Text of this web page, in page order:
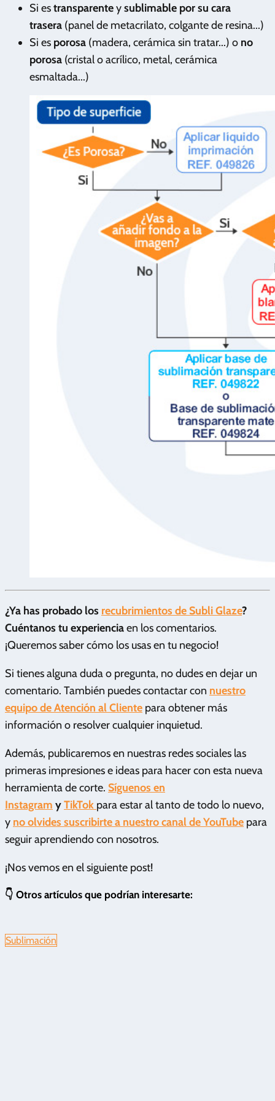
Si estransparenteysublimable por su cara
trasera (panel de metacrilato, colgante de resina...)
Si es porosa (madera, cerámica sin tratar...) o no
porosa (cristal o acrílico, metal, cerámica
esmaltada...)
¿Ya has probado los recubrimientos de Subli Glaze?
Cuéntanos tu experienciaen los comentarios.
¡Queremos saber cómo los usas en tu negocio!
Si tienes alguna duda o pregunta, no dudes en dejar un
comentario. También puedes contactar con nuestro
equipo de Atención al Cliente para obtener más
información o resolver cualquier inquietud.
Además, publicaremos en nuestras redes sociales las
primeras impresiones e ideas para hacer con esta nueva
herramienta de corte. Síguenos en
Instagram yTikTok para estar al tanto de todo lo nuevo,
y no olvides suscribirte a nuestro canal de YouTube para
seguir aprendiendo con nosotros.
¡Nos vemos en el siguiente post!
👇 Otros artículos que podrían interesarte:
Sublimación